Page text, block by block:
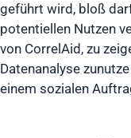
geführt wird, bloß
potentiellen Nutzen
von CorrelAid, zu
Datenanalyse
einem sozialen